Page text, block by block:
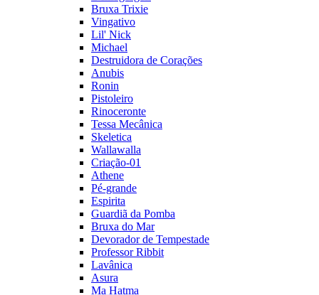
Bruxa Trixie
Vingativo
Lil' Nick
Michael
Destruidora de Corações
Anubis
Ronin
Pistoleiro
Rinoceronte
Tessa Mecânica
Skeletica
Wallawalla
Criação-01
Athene
Pé-grande
Espirita
Guardiã da Pomba
Bruxa do Mar
Devorador de Tempestade
Professor Ribbit
Lavânica
Asura
Ma Hatma